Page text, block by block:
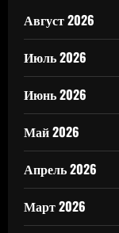
Август 2026
Июль 2026
Июнь 2026
Май 2026
Апрель 2026
Март 2026